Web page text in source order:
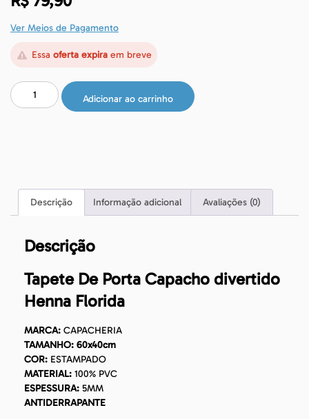
Ver Meios de Pagamento
Essa oferta expiraem breve
Adicionar ao carrinho
Descrição Informação adicional Avaliações (0)
Descrição
Tapete De Porta Capacho divertido
Henna Florida
MARCA: CAPACHERIA
TAMANHO: 60x40cm
COR: ESTAMPADO
MATERIAL: 100% PVC
ESPESSURA: 5MM
ANTIDERRAPANTE